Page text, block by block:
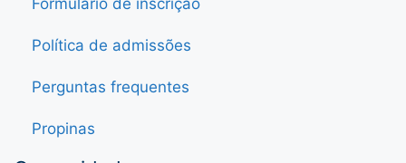
Formulário de inscrição
Política de admissões
Perguntas frequentes
Propinas